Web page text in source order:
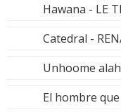
Hawana - LE
Catedral -
Unhoome
El hombre